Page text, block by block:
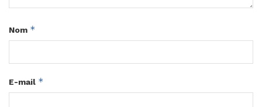
Nom *
E-mail *